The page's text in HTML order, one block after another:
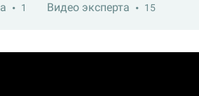
1 Видео эксперта 15